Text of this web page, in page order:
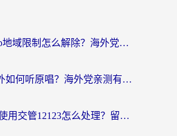
优酷手机app地域限制怎么解除？海外党亲测有效的追剧方案
全民K歌国外如何听原唱？海外党亲测有效的回国加速器选择指南
在海外如果使用交管12123怎么处理？留学生亲测有效的回国加速方案